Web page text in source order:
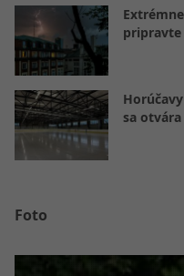
sa
Foto